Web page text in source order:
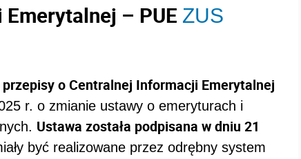
– PUE ZUS
o Centralnej Informacji Emerytalnej
r. o zmianie ustawy o emeryturach i
Ustawa została podpisana w dniu 21
być realizowane przez odrębny system